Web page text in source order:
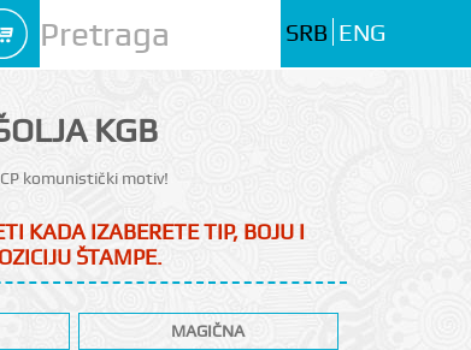
SRB ENG
KGB
komunistički motiv!
KADA IZABERETE TIP, BOJU I
ŠTAMPE.
MAGIČNA